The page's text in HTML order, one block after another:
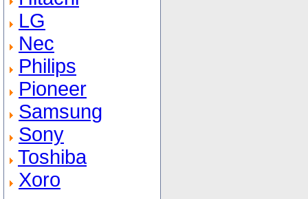
LG
Nec
Philips
Pioneer
Samsung
Sony
Toshiba
Xoro